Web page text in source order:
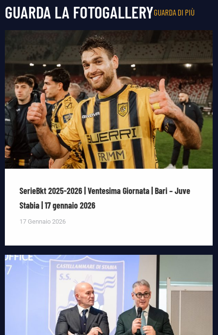
GUARDA LA FOTOGALLERYGUARDA DI PIÙ
SerieBkt 2025-2026 | Ventesima Giornata | Bari – Juve
Stabia | 17 gennaio 2026
17 Gennaio 2026